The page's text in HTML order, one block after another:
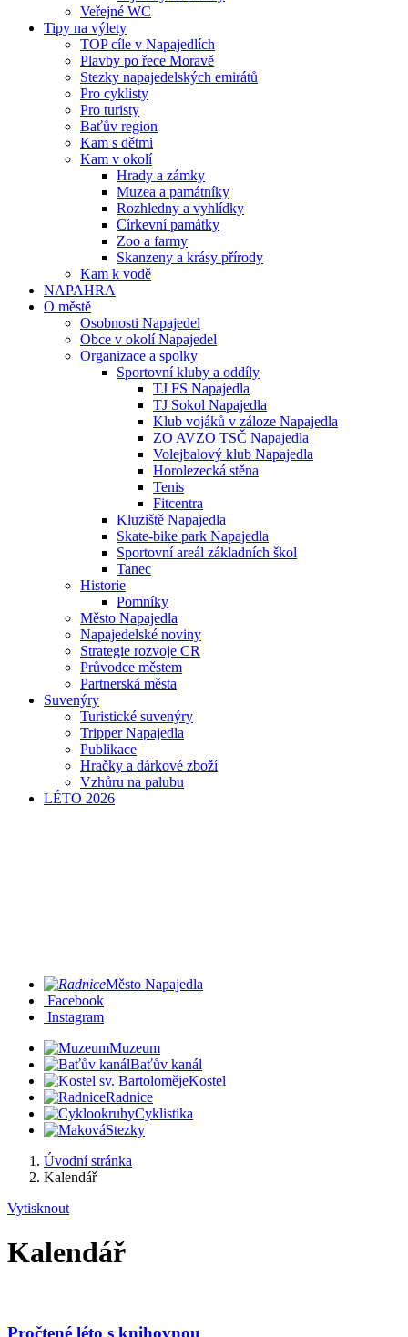
Veřejné WC
Tipy na výlety
TOP cíle v Napajedlích
Plavby po řece Moravě
Stezky napajedelských emirátů
Pro cyklisty
Pro turisty
Baťův region
Kam s dětmi
Kam v okolí
Hrady a zámky
Muzea a památníky
Rozhledny a vyhlídky
Církevní památky
Zoo a farmy
Skanzeny a krásy přírody
Kam k vodě
NAPAHRA
O městě
Osobnosti Napajedel
Obce v okolí Napajedel
Organizace a spolky
Sportovní kluby a oddíly
TJ FS Napajedla
TJ Sokol Napajedla
Klub vojáků v záloze Napajedla
ZO AVZO TSČ Napajedla
Volejbalový klub Napajedla
Horolezecká stěna
Tenis
Fitcentra
Kluziště Napajedla
Skate-bike park Napajedla
Sportovní areál základních škol
Tanec
Historie
Pomníky
Město Napajedla
Napajedelské noviny
Strategie rozvoje CR
Průvodce městem
Partnerská města
Suvenýry
Turistické suvenýry
Tripper Napajedla
Publikace
Hračky a dárkové zboží
Vzhůru na palubu
LÉTO 2026
Město Napajedla
Facebook
Instagram
Muzeum
Baťův kanál
Kostel
Radnice
Cyklistika
Stezky
Úvodní stránka
Kalendář
Vytisknout
Kalendář
Pročtené léto s knihovnou